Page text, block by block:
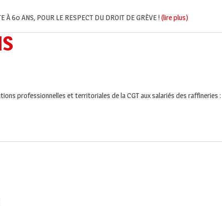
À 60 ANS, POUR LE RESPECT DU DROIT DE GRÈVE !(lire plus)
professionnelles et territoriales de la CGT aux salariés des raffineries :